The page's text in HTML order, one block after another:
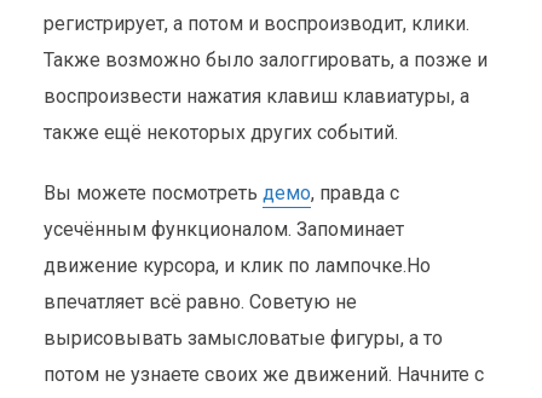
регистрирует, а потом и воспроизводит, клики.
Также возможно было залоггировать, а позже и
воспроизвести нажатия клавиш клавиатуры, а
также ещё некоторых других событий.
Вы можете посмотреть демо, правда с
усечённым функционалом. Запоминает
движение курсора, и клик по лампочке.Но
впечатляет всё равно. Советую не
вырисовывать замысловатые фигуры, а то
потом не узнаете своих же движений. Начните с